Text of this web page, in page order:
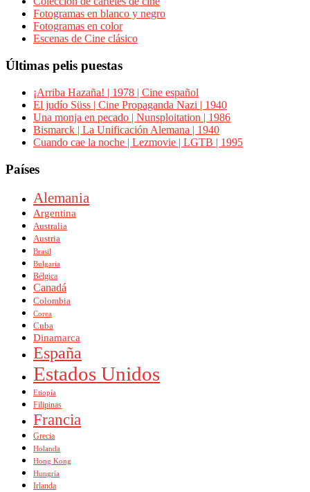
Fotogramas en blanco y negro
Fotogramas en color
Escenas de Cine clásico
Últimas pelis puestas
¡Arriba Hazaña! | 1978 | Cine español
El judío Süss | Cine Propaganda Nazi | 1940
Una monja en pecado | Nunsploitation | 1986
Bismarck | La Unificación Alemana | 1940
Cuando cae la noche | Lezmovie | LGTB | 1995
Países
Alemania
Argentina
Australia
Austria
Brasil
Bulgaria
Bélgica
Canadá
Colombia
Corea
Cuba
Dinamarca
España
Estados Unidos
Etiopía
Filipinas
Francia
Grecia
Holanda
Hong Kong
Hungría
Irlanda